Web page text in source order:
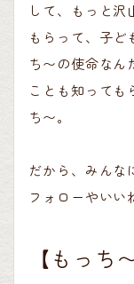
して、もっと
もらって、子ど
ち〜の使命なん
ことも知っても
ち〜。
だから、みんな
フォローやい
【もっち